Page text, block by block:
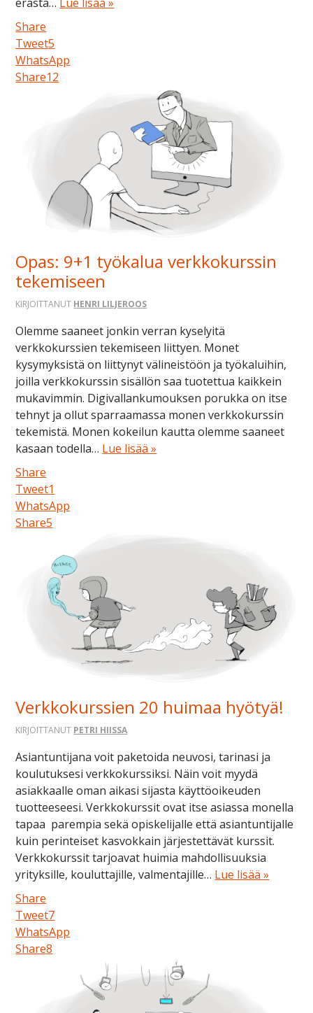
Share
Tweet5
WhatsApp
Share12
Opas: 9+1 työkalua verkkokurssin
tekemiseen
KIRJOITTANUT HENRI LILJEROOS
Olemme saaneet jonkin verran kyselyitä
verkkokurssien tekemiseen liittyen. Monet
kysymyksistä on liittynyt välineistöön ja työkaluihin,
joilla verkkokurssin sisällön saa tuotettua kaikkein
mukavimmin. Digivallankumouksen porukka on itse
tehnyt ja ollut sparraamassa monen verkkokurssin
tekemistä. Monen kokeilun kautta olemme saaneet
kasaan todella… Lue lisää »
Share
Tweet1
WhatsApp
Share5
Verkkokurssien 20 huimaa hyötyä!
KIRJOITTANUT PETRI HIISSA
Asiantuntijana voit paketoida neuvosi, tarinasi ja
koulutuksesi verkkokurssiksi. Näin voit myydä
asiakkaalle oman aikasi sijasta käyttöoikeuden
tuotteeseesi. Verkkokurssit ovat itse asiassa monella
tapaa parempia sekä opiskelijalle että asiantuntijalle
kuin perinteiset kasvokkain järjestettävät kurssit.
Verkkokurssit tarjoavat huimia mahdollisuuksia
yrityksille, kouluttajille, valmentajille… Lue lisää »
Share
Tweet7
WhatsApp
Share8